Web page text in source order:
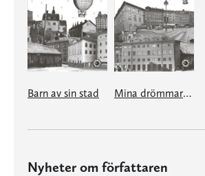
Barn av sin stad Mina drömmars stad
Nyheter om författaren